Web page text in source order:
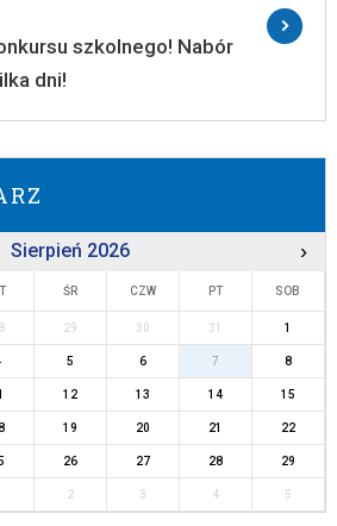
szkolnego! Nabór
dni!
Sierpień 2026 ›
ŚR CZW PT SOB
29 30 31 1
5 6 7 8
12 13 14 15
19 20 21 22
26 27 28 29
2 3 4 5